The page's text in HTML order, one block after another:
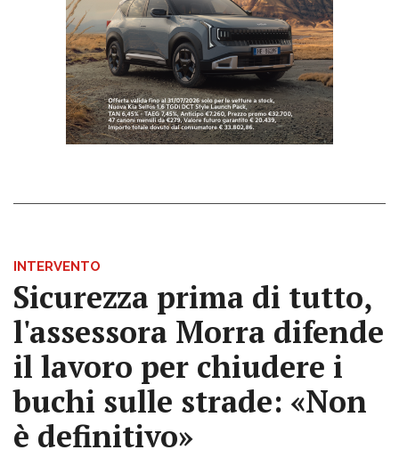
INTERVENTO
Sicurezza prima di tutto,
l'assessora Morra difende
il lavoro per chiudere i
buchi sulle strade: «Non
è definitivo»